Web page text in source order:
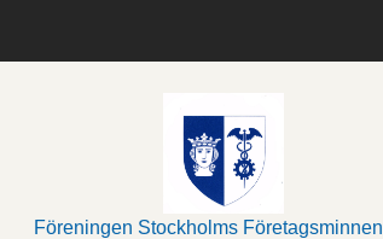
Föreningen Stockholms Företagsminnen